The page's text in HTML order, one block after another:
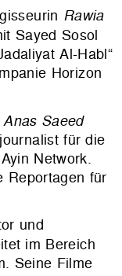
Rawia
Sayed Sosol
Al-Habl“
Horizon
Anas Saeed
für die
Network.
Reportagen für
und
im Bereich
Seine Filme